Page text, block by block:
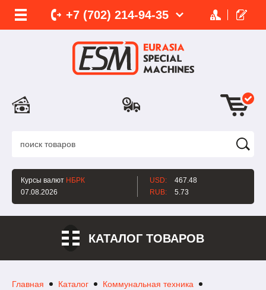
+7 (702) 214-94-35
Курсы валют НБРК
07.08.2026
USD:
467.48
RUB:
5.73
КАТАЛОГ ТОВАРОВ
Главная Каталог
Коммунальная техника